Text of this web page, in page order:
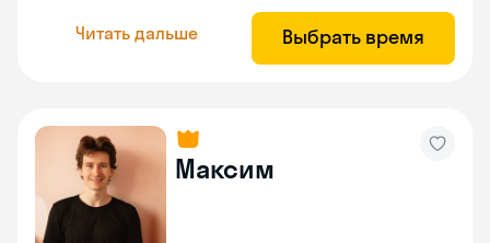
Читать дальше Выбрать время
Максим